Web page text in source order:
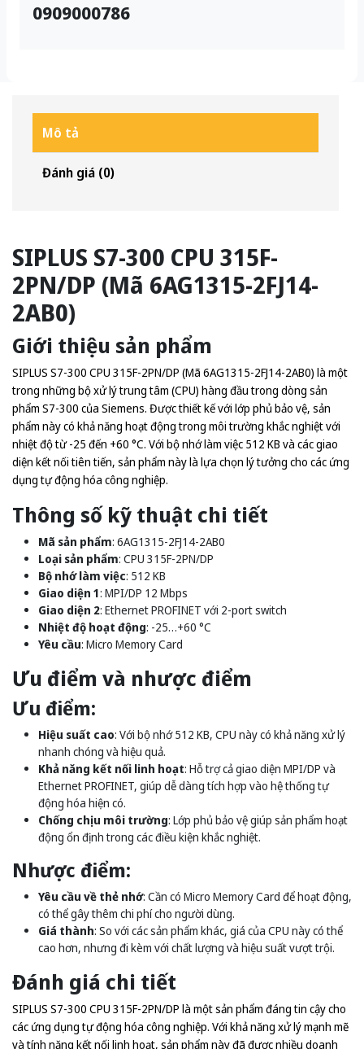
0909000786
Mô tả
Đánh giá (0)
SIPLUS S7-300 CPU 315F-
2PN/DP (Mã 6AG1315-2FJ14-
2AB0)
Giới thiệu sản phẩm
SIPLUS S7-300 CPU 315F-2PN/DP (Mã 6AG1315-2FJ14-2AB0) là một
trong những bộ xử lý trung tâm (CPU) hàng đầu trong dòng sản
phẩm S7-300 của Siemens. Được thiết kế với lớp phủ bảo vệ, sản
phẩm này có khả năng hoạt động trong môi trường khắc nghiệt với
nhiệt độ từ -25 đến +60 °C. Với bộ nhớ làm việc 512 KB và các giao
diện kết nối tiên tiến, sản phẩm này là lựa chọn lý tưởng cho các ứng
dụng tự động hóa công nghiệp.
Thông số kỹ thuật chi tiết
Mã sản phẩm: 6AG1315-2FJ14-2AB0
Loại sản phẩm: CPU 315F-2PN/DP
Bộ nhớ làm việc: 512 KB
Giao diện 1: MPI/DP 12 Mbps
Giao diện 2: Ethernet PROFINET với 2-port switch
Nhiệt độ hoạt động: -25…+60 °C
Yêu cầu: Micro Memory Card
Ưu điểm và nhược điểm
Ưu điểm:
Hiệu suất cao: Với bộ nhớ 512 KB, CPU này có khả năng xử lý
nhanh chóng và hiệu quả.
Khả năng kết nối linh hoạt: Hỗ trợ cả giao diện MPI/DP và
Ethernet PROFINET, giúp dễ dàng tích hợp vào hệ thống tự
động hóa hiện có.
Chống chịu môi trường: Lớp phủ bảo vệ giúp sản phẩm hoạt
động ổn định trong các điều kiện khắc nghiệt.
Nhược điểm:
Yêu cầu về thẻ nhớ: Cần có Micro Memory Card để hoạt động,
có thể gây thêm chi phí cho người dùng.
Giá thành: So với các sản phẩm khác, giá của CPU này có thể
cao hơn, nhưng đi kèm với chất lượng và hiệu suất vượt trội.
Đánh giá chi tiết
SIPLUS S7-300 CPU 315F-2PN/DP là một sản phẩm đáng tin cậy cho
các ứng dụng tự động hóa công nghiệp. Với khả năng xử lý mạnh mẽ
và tính năng kết nối linh hoạt, sản phẩm này đã được nhiều doanh